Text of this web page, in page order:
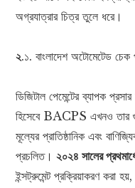
অগ্রযাত্রার চিত্র তুলে ধরে।
২.১. বাংলাদেশ অটোমেটেড
ডিজিটাল পেমেন্টের ব্যাপক
হিসেবে BACPS এখনও তার
মূল্যের প্রাতিষ্ঠানিক এবং
প্রচলিত।২০২৪ সালের
ইন্সট্রুমেন্ট প্রক্রিয়াকরণ করা